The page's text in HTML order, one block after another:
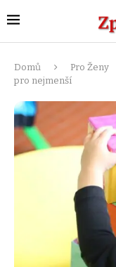
Domů Pro Ženy
pro nejmenší